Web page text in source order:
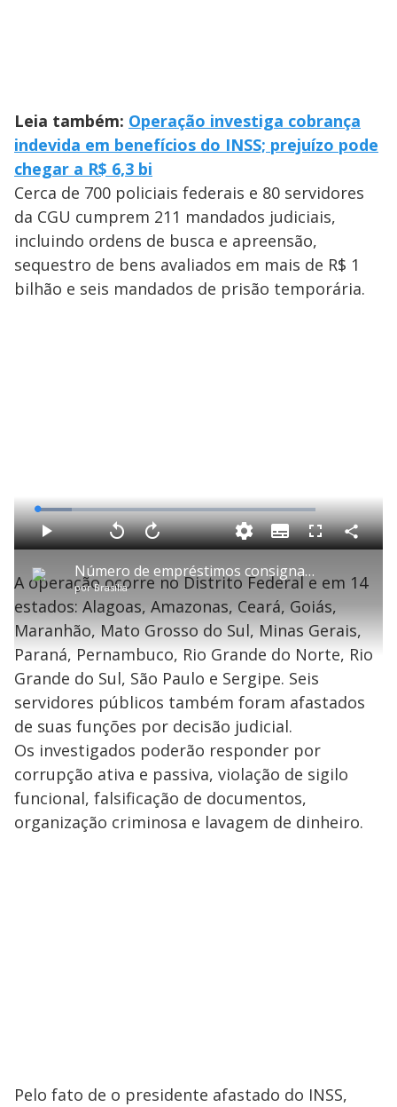
Leia também: Operação investiga cobrança
indevida em benefícios do INSS; prejuízo pode
chegar a R$ 6,3 bi
Cerca de 700 policiais federais e 80 servidores
da CGU cumprem 211 mandados judiciais,
incluindo ordens de busca e apreensão,
sequestro de bens avaliados em mais de R$ 1
bilhão e seis mandados de prisão temporária.
P
l
a
y
V
i
Número de empréstimos consignados ultrapassa o de beneficiários do INSS
porBrasília
P V
t
a
r
0
e
g
n
d
o
A
n
ç
a
1
s
e
u
n
o
s
M
u
d
o
L
o
a
d
e
2
.
3
1
S
u
b
i
t
l
s
F
s
c
e
n
C
o
a
a
A operação ocorre no Distrito Federal e em 14
estados: Alagoas, Amazonas, Ceará, Goiás,
Maranhão, Mato Grosso do Sul, Minas Gerais,
Paraná, Pernambuco, Rio Grande do Norte, Rio
Grande do Sul, São Paulo e Sergipe. Seis
servidores públicos também foram afastados
de suas funções por decisão judicial.
Os investigados poderão responder por
corrupção ativa e passiva, violação de sigilo
funcional, falsificação de documentos,
organização criminosa e lavagem de dinheiro.
Pelo fato de o presidente afastado do INSS,